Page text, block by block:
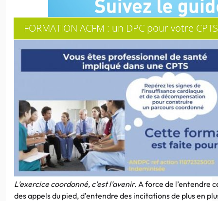
FORMATION ACFM : un DPC pour votre CPTS
L’exercice coordonné, c’est l’avenir. A force de l’entendre
des appels du pied, d’entendre des incitations de plus en